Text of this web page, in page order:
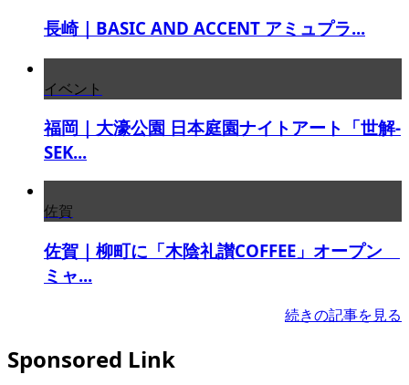
長崎｜BASIC AND ACCENT アミュプラ...
イベント
福岡｜大濠公園 日本庭園ナイトアート「世解-
SEK...
佐賀
佐賀｜柳町に「木陰礼讃COFFEE」オープン
ミャ...
続きの記事を見る
Sponsored Link